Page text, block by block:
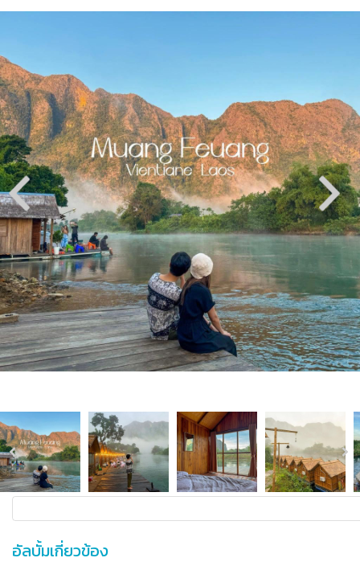
อัลบั้มเกี่ยวข้อง